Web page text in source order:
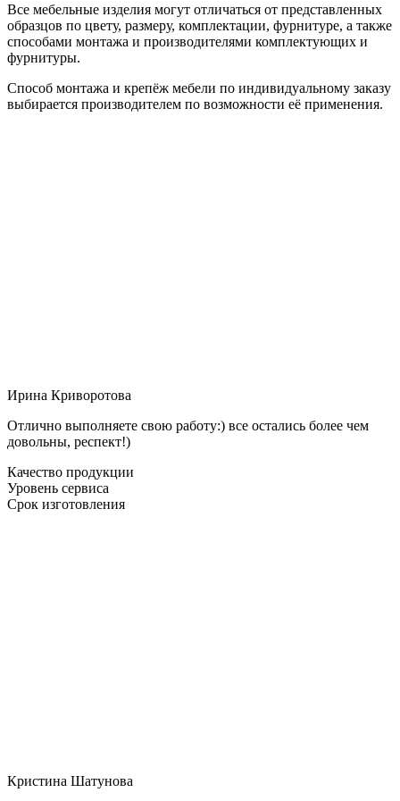
Все мебельные изделия могут отличаться от представленных
образцов по цвету, размеру, комплектации, фурнитуре, а также
способами монтажа и производителями комплектующих и
фурнитуры.
Способ монтажа и крепёж мебели по индивидуальному заказу
выбирается производителем по возможности её применения.
Ирина Криворотова
Отлично выполняете свою работу:) все остались более чем
довольны, респект!)
Качество продукции
Уровень сервиса
Срок изготовления
Кристина Шатунова